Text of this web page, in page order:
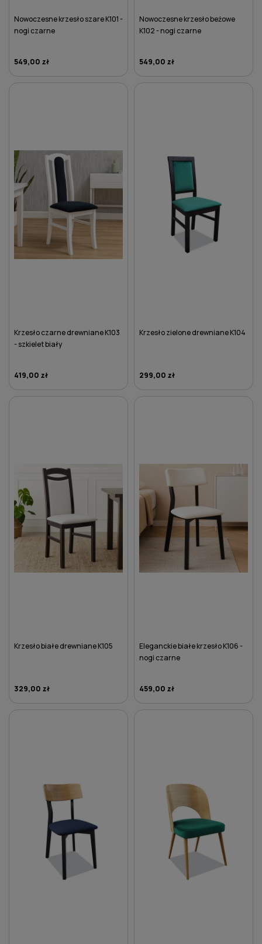
Nowoczesne krzesło szare K101 -
nogi czarne
549,00 zł
Nowoczesne krzesło beżowe
K102 - nogi czarne
549,00 zł
Krzesło czarne drewniane K103
- szkielet biały
419,00 zł
Krzesło zielone drewniane K104
299,00 zł
Krzesło białe drewniane K105
329,00 zł
Eleganckie białe krzesło K106 -
nogi czarne
459,00 zł